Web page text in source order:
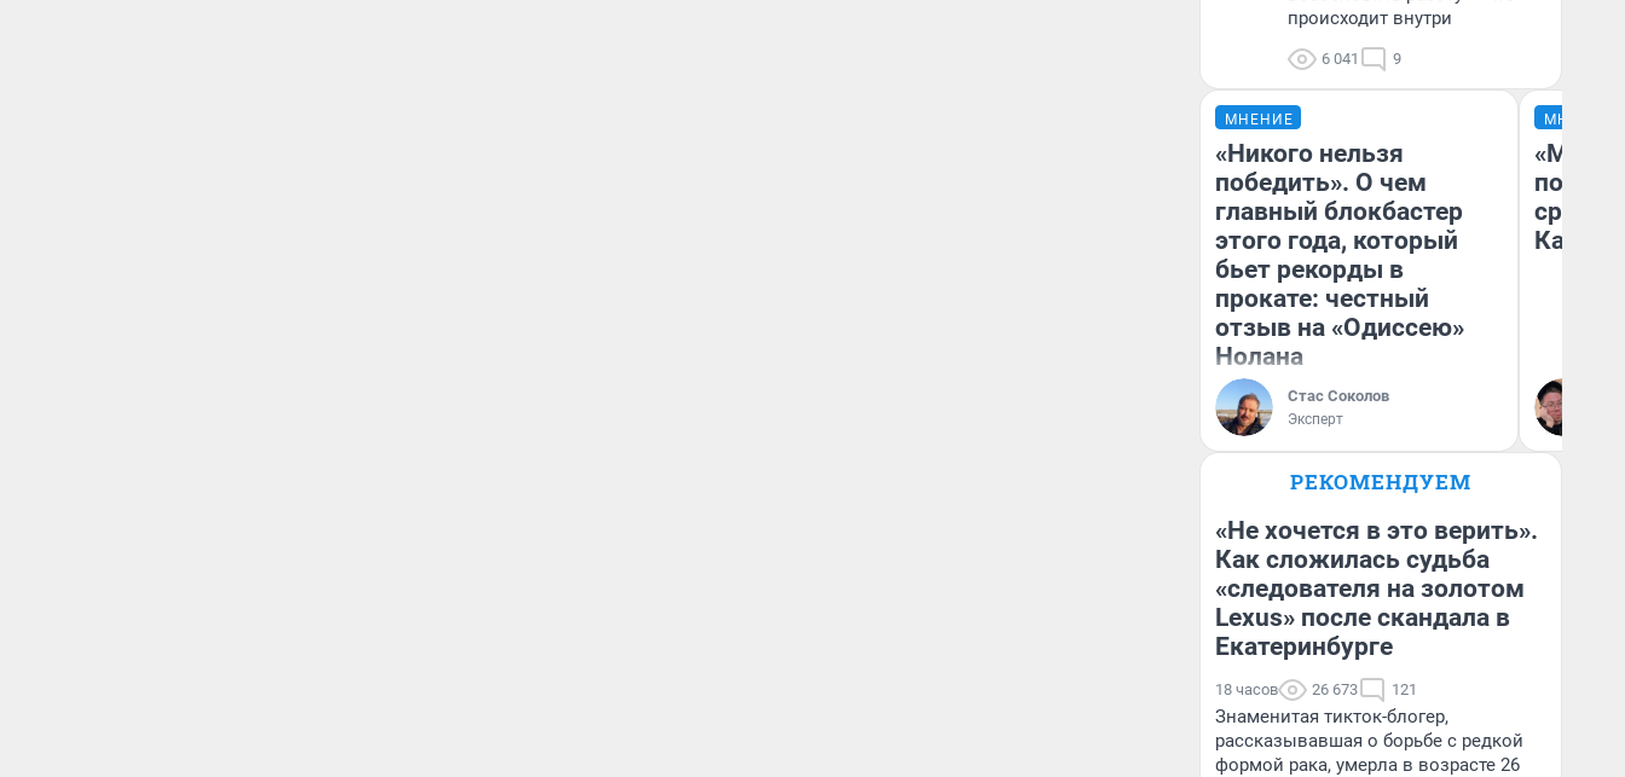
происходит внутри
6 041 9
МНЕНИЕ
«Никого нельзя
победить». О чем
главный блокбастер
этого года, который
бьет рекорды в
прокате: честный
отзыв на «Одиссею»
Нолана
Стас Соколов
Эксперт
МНЕНИЕ
РЕКОМЕНДУЕМ
«Не хочется в это верить».
Как сложилась судьба
«следователя на золотом
Lexus» после скандала в
Екатеринбурге
18 часов 26 673 121
Знаменитая тикток-блогер,
рассказывавшая о борьбе с редкой
формой рака, умерла в возрасте 26